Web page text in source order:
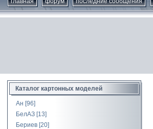
Каталог картонных моделей
Ан [96]
БелАЗ [13]
Бериев [20]